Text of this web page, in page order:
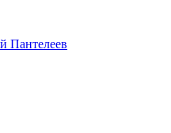
Пантелеев